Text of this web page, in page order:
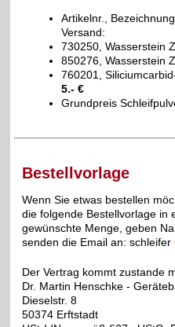
Artikelnr.,
Versand:
730250, Wasserstein
850276, Wasserstein
760201,
5.- €
Grundpreis
Bestellvorlage
Wenn Sie etwas bestellen
die folgende Bestellvorlage in
gewünschte Menge, geben
senden die Email an: schleifer
Der Vertrag kommt zustande
Dr. Martin Henschke -
Dieselstr. 8
50374 Erftstadt